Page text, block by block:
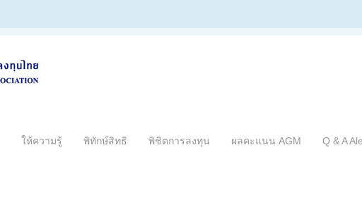
ให้ความรู้ พิทักษ์สิทธิ พิชิตการลงทุน ผลคะแนน AGM Q & A